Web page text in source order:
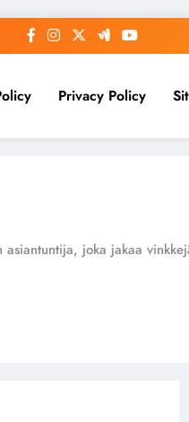
Privacy Policy
joka jakaa